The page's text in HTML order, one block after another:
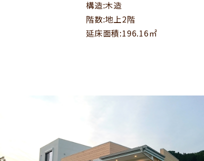
構造:木造
階数:地上2階
延床面積:196.16㎡